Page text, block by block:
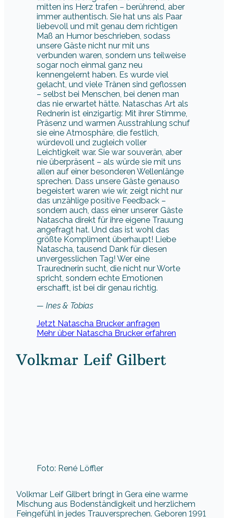
mitten ins Herz trafen – berührend, aber
immer authentisch. Sie hat uns als Paar
liebevoll und mit genau dem richtigen
Maß an Humor beschrieben, sodass
unsere Gäste nicht nur mit uns
verbunden waren, sondern uns teilweise
sogar noch einmal ganz neu
kennengelernt haben. Es wurde viel
gelacht, und viele Tränen sind geflossen
– selbst bei Menschen, bei denen man
das nie erwartet hätte. Nataschas Art als
Rednerin ist einzigartig: Mit ihrer Stimme,
Präsenz und warmen Ausstrahlung schuf
sie eine Atmosphäre, die festlich,
würdevoll und zugleich voller
Leichtigkeit war. Sie war souverän, aber
nie überpräsent – als würde sie mit uns
allen auf einer besonderen Wellenlänge
sprechen. Dass unsere Gäste genauso
begeistert waren wie wir, zeigt nicht nur
das unzählige positive Feedback –
sondern auch, dass einer unserer Gäste
Natascha direkt für ihre eigene Trauung
angefragt hat. Und das ist wohl das
größte Kompliment überhaupt! Liebe
Natascha, tausend Dank für diesen
unvergesslichen Tag! Wer eine
Traurednerin sucht, die nicht nur Worte
spricht, sondern echte Emotionen
erschafft, ist bei dir genau richtig.
— Ines & Tobias
Jetzt Natascha Brucker anfragen
Mehr über Natascha Brucker erfahren
Volkmar Leif Gilbert
Foto: René Löffler
Volkmar Leif Gilbert bringt in Gera eine warme
Mischung aus Bodenständigkeit und herzlichem
Feingefühl in jedes Trauversprechen. Geboren 1991